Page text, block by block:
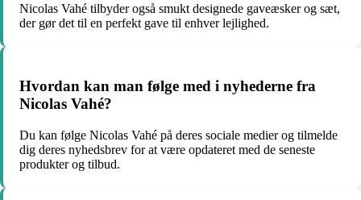
Nicolas Vahé tilbyder også smukt designede gaveæsker og sæt,
der gør det til en perfekt gave til enhver lejlighed.
Hvordan kan man følge med i nyhederne fra
Nicolas Vahé?
Du kan følge Nicolas Vahé på deres sociale medier og tilmelde
dig deres nyhedsbrev for at være opdateret med de seneste
produkter og tilbud.